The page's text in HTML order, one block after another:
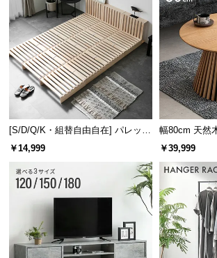
横幅
約116㎝
やさしく照らす間接照明
ヘッドボードの中央には照明付き。就
などリラックスタイムをやさしく照ら
[S/D/Q/K・組替自由自在] パレット
ベッド 8/12/16枚セット
￥14,999
幅80cm 天然
ターテーブル
￥39,999